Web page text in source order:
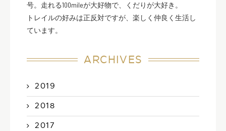
号。走れる100mileが大好物で、くだりが大好き。
トレイルの好みは正反対ですが、楽しく仲良く生活し
ています。
ARCHIVES
2019
2018
2017